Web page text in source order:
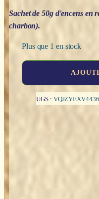
Sachet de 50g d'encens en
charbon).
Plus que 1 en stock
UGS : VQJZYEXV4436